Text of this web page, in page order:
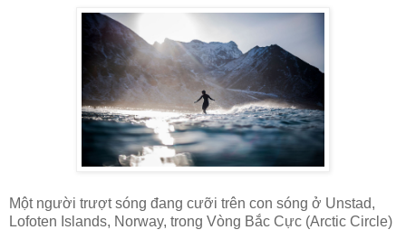
Một người trượt sóng đang cưỡi trên con sóng ở Unstad,
Lofoten Islands, Norway, trong Vòng Bắc Cực (Arctic Circle)